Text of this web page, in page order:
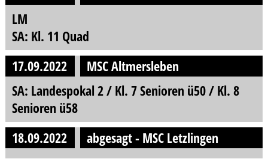
LM
SA: Kl. 11 Quad
17.09.2022
MSC Altmersleben
SA: Landespokal 2 / Kl. 7 Senioren ü50 / Kl. 8
Senioren ü58
18.09.2022
abgesagt - MSC Letzlingen